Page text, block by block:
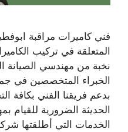
فني كاميرات مراقبة
المتعلقة في تركيب
نخبة من مهندسي الصيانة
الخبراء المتخصصين في
بدعم فريقنا الفني بكافة
الحديثة الضرورية للقيام
الخدمات التي أطلقتها